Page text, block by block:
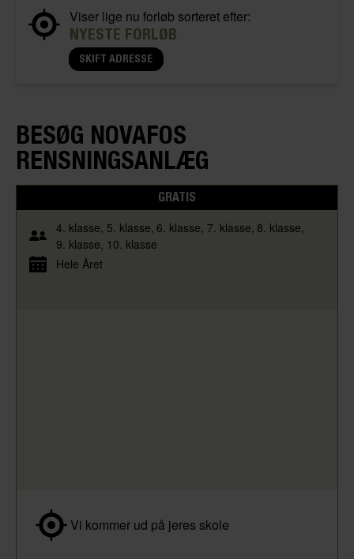
Viser lige nu forløb sorteret efter:
NYESTE FORLØB
SKIFT ADRESSE
BESØG NOVAFOS
RENSNINGSANLÆG
GRATIS
4. klasse 5. klasse 6. klasse 7. klasse 8. klasse
9. klasse 10. klasse
Hele Året
Vi kommer ud på jeres skole